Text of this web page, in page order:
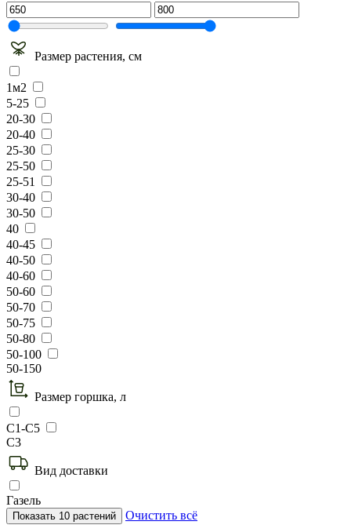
Размер растения, см
1м2
5-25
20-30
20-40
25-30
25-50
25-51
30-40
30-50
40
40-45
40-50
40-60
50-60
50-70
50-75
50-80
50-100
50-150
Размер горшка, л
С1-С5
С3
Вид доставки
Газель
Показать 10 растений Очистить всё